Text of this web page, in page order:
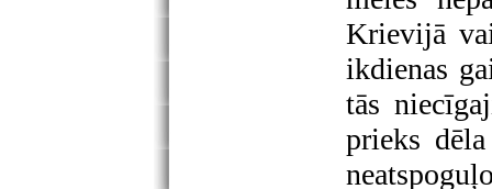
Krievijā
ikdienas
tās
prieks